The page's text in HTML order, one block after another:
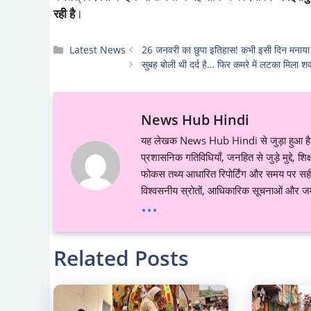
रही है।
Categories
Latest News
26 जनवरी का छुपा इतिहास! कभी इसी दिन
सुबह बोली थी दर्द है… फिर कमरे में लटका मिला
News Hub Hindi
यह लेखक News Hub Hindi से जुड़ा हुआ है
प्रशासनिक गतिविधियाँ, जनहित से जुड़े मुद्दे,
फोकस तथ्य आधारित रिपोर्टिंग और समय पर
विश्वसनीय स्रोतों, आधिकारिक सूचनाओं और
...
Related Posts